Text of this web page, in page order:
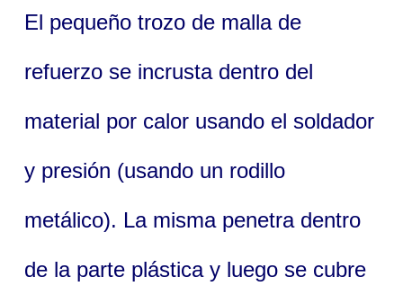
El pequeño trozo de malla de
refuerzo se incrusta dentro del
material por calor usando el soldador
y presión (usando un rodillo
metálico). La misma penetra dentro
de la parte plástica y luego se cubre